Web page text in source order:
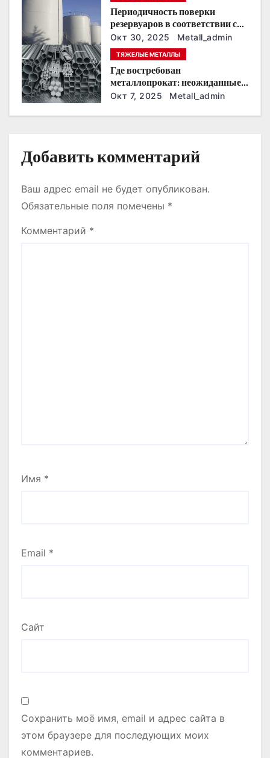
п
и
с
я
Периодичность поверки
резервуаров в соответствии с
новыми нормативами
Окт 30, 2025 Metall_admin
ТЯЖЕЛЫЕ МЕТАЛЛЫ
Где востребован
металлопрокат: неожиданные
сферы применения
Окт 7, 2025 Metall_admin
Добавить комментарий
Ваш адрес email не будет опубликован.
Обязательные поля помечены *
Комментарий *
Имя *
Email *
Сайт
Сохранить моё имя, email и адрес сайта в
этом браузере для последующих моих
комментариев.